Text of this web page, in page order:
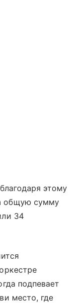
этому
общую сумму
34
подпевает
место, где